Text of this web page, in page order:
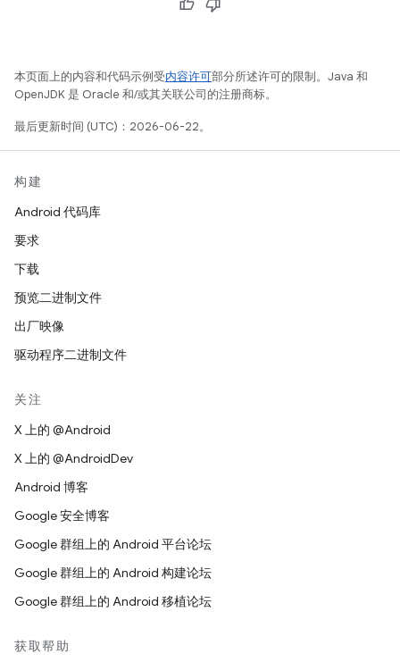
本页面上的内容和代码示例受内容许可部分所述许可的限制。Java 和
OpenJDK 是 Oracle 和/或其关联公司的注册商标。
最后更新时间 (UTC)：2026-06-22。
构建
Android 代码库
要求
下载
预览二进制文件
出厂映像
驱动程序二进制文件
关注
X 上的 @Android
X 上的 @AndroidDev
Android 博客
Google 安全博客
Google 群组上的 Android 平台论坛
Google 群组上的 Android 构建论坛
Google 群组上的 Android 移植论坛
获取帮助